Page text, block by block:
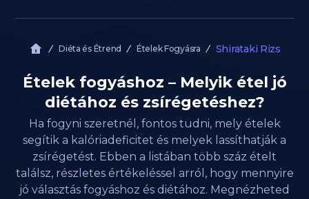
Diéta és Étrend Ételek Fogyásra Shirataki Rizs
Ételek fogyáshoz – Melyik étel jó
diétához és zsírégetéshez?
Ha fogyni szeretnél, fontos tudni, mely ételek
segítik a kalóriadeficitet és melyek lassíthatják a
zsírégetést. Ebben a listában több száz ételt
találsz, részletes értékeléssel arról, hogy mennyire
jó választás fogyáshoz és diétához. Megnézheted